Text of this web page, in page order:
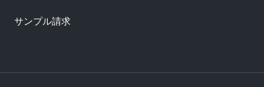
サンプル請求